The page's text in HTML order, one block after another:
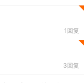
1回复
3回复